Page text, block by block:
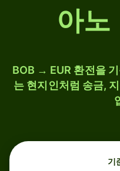
아
BOB → EUR 환전을
는 현지인처럼 송금,
기